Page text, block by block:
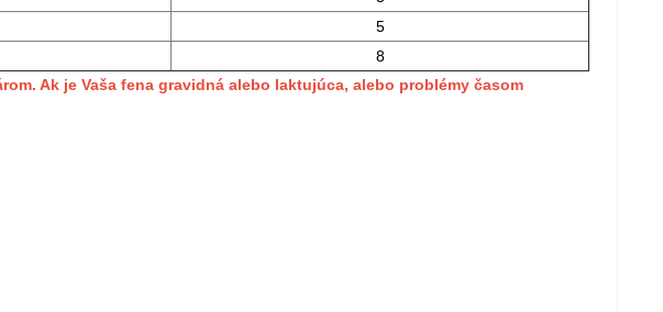
5
8
Ak je Vaša fena gravidná alebo laktujúca, alebo problémy časom